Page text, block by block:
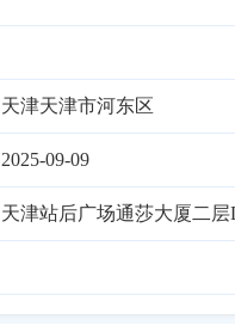
天津天津市河东区
2025-09-09
天津站后广场通莎大厦二层